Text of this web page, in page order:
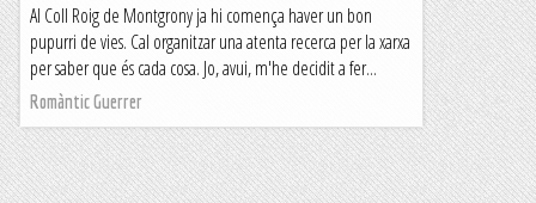
Al Coll Roig de Montgrony ja hi comença haver un bon
pupurri de vies. Cal organitzar una atenta recerca per la xarxa
per saber que és cada cosa. Jo, avui, m'he decidit a fer...
Romàntic Guerrer